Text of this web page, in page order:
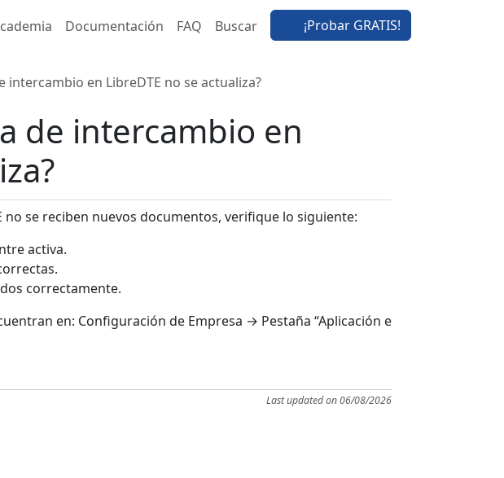
Documentación FAQ Buscar ¡Probar GRATIS!
intercambio en LibreDTE no se actualiza?
de intercambio en
se reciben nuevos documentos, verifique lo siguiente:
activa.
correctamente.
en: Configuración de Empresa → Pestaña “Aplicación e
Last updated on 06/08/2026